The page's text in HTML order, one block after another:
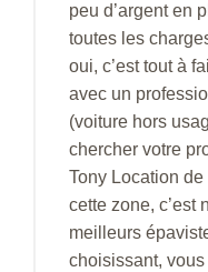
peu d’argent en
toutes les
oui, c’est tout à
avec un
(voiture hors
chercher votre
Tony Location
cette zone, c’est
meilleurs
choisissant,